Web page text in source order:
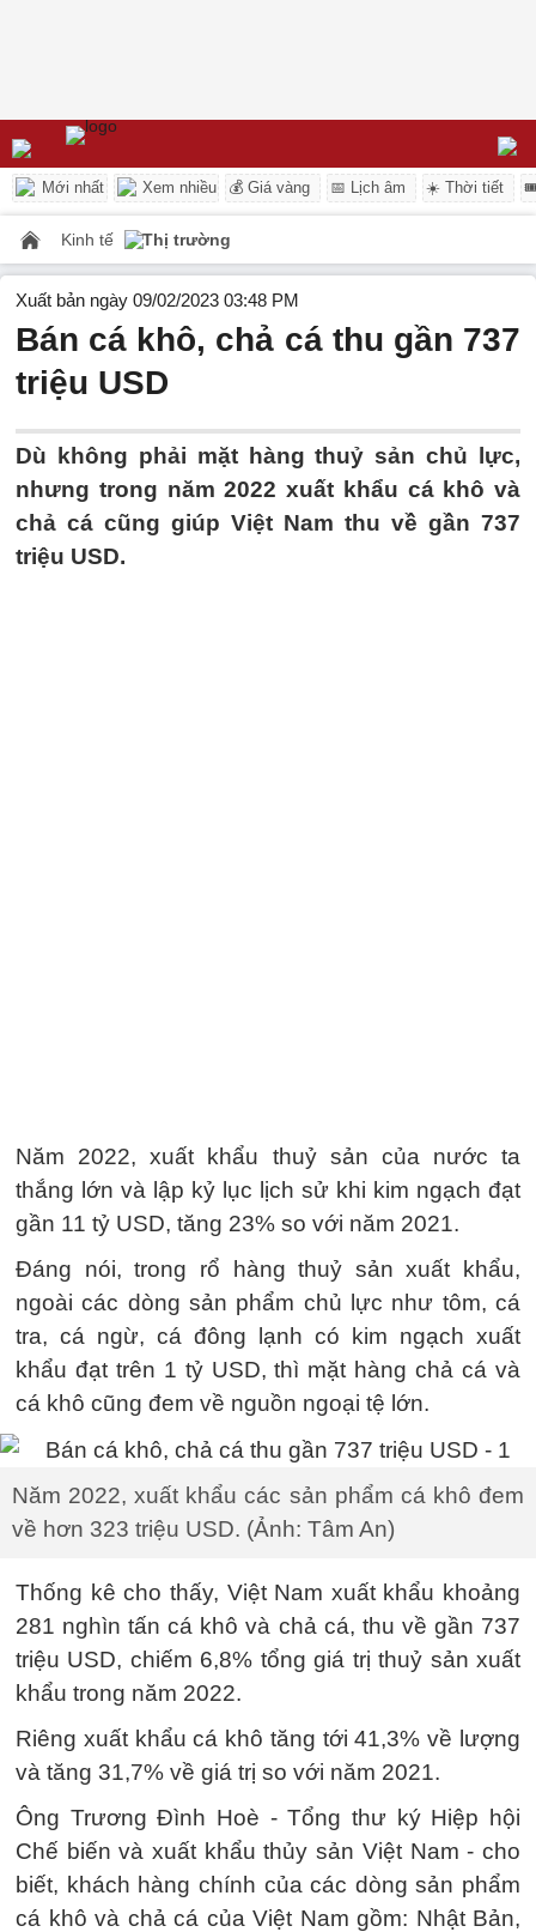
Mới nhất Xem nhiều 💰 Giá vàng 📅 Lịch âm ☀️ Thời tiết
Kinh tế Thị trường
Xuất bản ngày 09/02/2023 03:48 PM
Bán cá khô, chả cá thu gần 737
triệu USD
Dù không phải mặt hàng thuỷ sản chủ lực,
nhưng trong năm 2022 xuất khẩu cá khô và
chả cá cũng giúp Việt Nam thu về gần 737
triệu USD.
Năm 2022, xuất khẩu thuỷ sản của nước ta
thắng lớn và lập kỷ lục lịch sử khi kim ngạch đạt
gần 11 tỷ USD, tăng 23% so với năm 2021.
Đáng nói, trong rổ hàng thuỷ sản xuất khẩu,
ngoài các dòng sản phẩm chủ lực như tôm, cá
tra, cá ngừ, cá đông lạnh có kim ngạch xuất
khẩu đạt trên 1 tỷ USD, thì mặt hàng chả cá và
cá khô cũng đem về nguồn ngoại tệ lớn.
Năm 2022, xuất khẩu các sản phẩm cá khô đem
về hơn 323 triệu USD. (Ảnh: Tâm An)
Thống kê cho thấy, Việt Nam xuất khẩu khoảng
281 nghìn tấn cá khô và chả cá, thu về gần 737
triệu USD, chiếm 6,8% tổng giá trị thuỷ sản xuất
khẩu trong năm 2022.
Riêng xuất khẩu cá khô tăng tới 41,3% về lượng
và tăng 31,7% về giá trị so với năm 2021.
Ông Trương Đình Hoè - Tổng thư ký Hiệp hội
Chế biến và xuất khẩu thủy sản Việt Nam - cho
biết, khách hàng chính của các dòng sản phẩm
cá khô và chả cá của Việt Nam gồm: Nhật Bản,